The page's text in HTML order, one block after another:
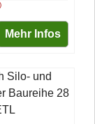
Mehr Infos